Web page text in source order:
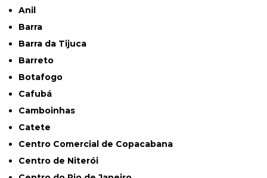
Anil
Barra
Barra da Tijuca
Barreto
Botafogo
Cafubá
Camboinhas
Catete
Centro Comercial de Copacabana
Centro de Niterói